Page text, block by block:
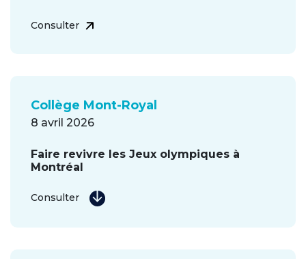
Consulter
Collège Mont-Royal
8 avril 2026
Faire revivre les Jeux olympiques à
Montréal
Consulter